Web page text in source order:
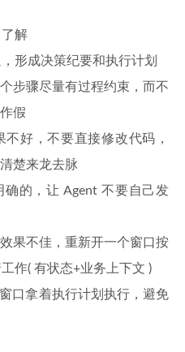
解
形成决策纪要和执行计划
步骤尽量有过程约束，而不
假
好，不要直接修改代码，
楚来龙去脉
的，让 Agent 不要自己发
果不佳，重新开一个窗口按
作( 有状态+业务上下文 )
口拿着执行计划执行，避免